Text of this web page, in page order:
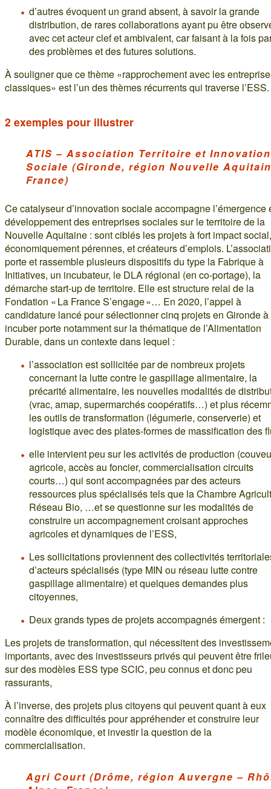
d’autres évoquent un grand absent, à savoir la grande
distribution, de rares collaborations ayant pu être
avec cet acteur clef et ambivalent, car faisant à la fois
des problèmes et des futures solutions.
À souligner que ce thème «rapprochement avec les
classiques» est l’un des thèmes récurrents qui traverse l’ESS.
2 exemples pour illustrer
ATIS – Association Territoire et Innovation
Sociale (Gironde, région Nouvelle
France)
Ce catalyseur d’innovation sociale accompagne l’émergence
développement des entreprises sociales sur le territoire de la
Nouvelle Aquitaine : sont ciblés les projets à fort impact social,
économiquement pérennes, et créateurs d’emplois.
porte et rassemble plusieurs dispositifs du type la Fabrique à
Initiatives, un incubateur, le DLA régional (en co-portage), la
démarche start-up de territoire. Elle est structure relai de la
Fondation « La France S’engage »… En 2020, l’appel à
candidature lancé pour sélectionner cinq projets en Gironde à
incuber porte notamment sur la thématique de l’Alimentation
Durable, dans un contexte dans lequel :
l’association est sollicitée par de nombreux projets
concernant la lutte contre le gaspillage alimentaire, la
précarité alimentaire, les nouvelles modalités de
(vrac, amap, supermarchés coopératifs…) et plus
les outils de transformation (légumerie, conserverie) et
logistique avec des plates-formes de massification des
elle intervient peu sur les activités de production
agricole, accès au foncier, commercialisation circuits
courts…) qui sont accompagnées par des acteurs
ressources plus spécialisés tels que la Chambre
Réseau Bio, …et se questionne sur les modalités de
construire un accompagnement croisant approches
agricoles et dynamiques de l’ESS,
Les sollicitations proviennent des collectivités
d’acteurs spécialisés (type MIN ou réseau lutte contre
gaspillage alimentaire) et quelques demandes plus
citoyennes,
Deux grands types de projets accompagnés émergent :
Les projets de transformation, qui nécessitent des
importants, avec des investisseurs privés qui peuvent être
sur des modèles ESS type SCIC, peu connus et donc peu
rassurants,
À l’inverse, des projets plus citoyens qui peuvent quant à eux
connaître des difficultés pour appréhender et construire leur
modèle économique, et investir la question de la
commercialisation.
Agri Court (Drôme, région Auvergne –